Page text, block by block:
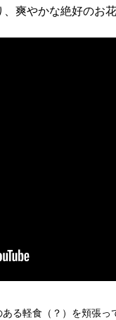
爽やかな絶好のお
る軽食（？）を頬張っ